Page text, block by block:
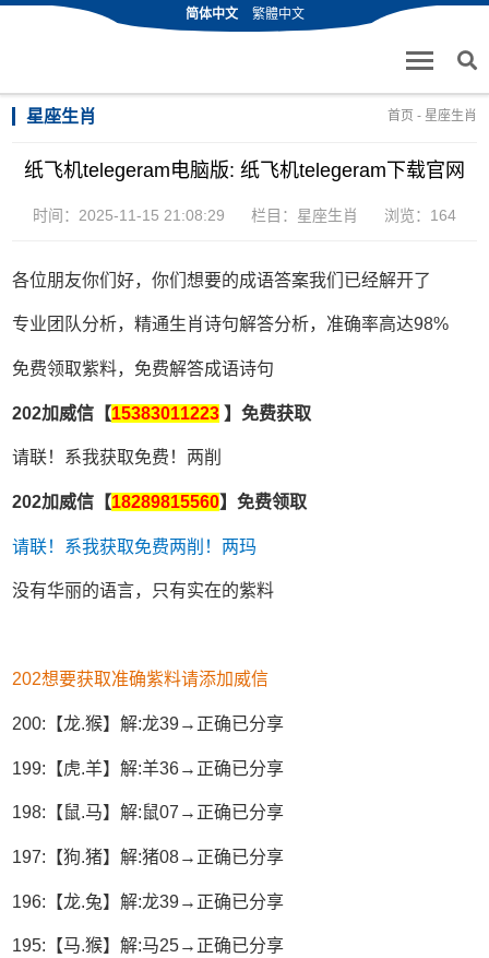
简体中文 繁體中文
星座生肖 首页 - 星座生肖
纸飞机telegeram电脑版: 纸飞机telegeram下载官网
时间：2025-11-15 21:08:29 栏目： 星座生肖 浏览：164
各位朋友你们好，你们想要的成语答案我们已经解开了
专业团队分析，精通生肖诗句解答分析，准确率高达98%
免费领取紫料，免费解答成语诗句
202加威信【15383011223 】免费获取
请联！系我获取免费！两削
202加威信【18289815560】免费领取
请联！系我获取免费两削！两玛
没有华丽的语言，只有实在的紫料
202想要获取准确紫料请添加威信
200:【龙.猴】解:龙39→正确已分享
199:【虎.羊】解:羊36→正确已分享
198:【鼠.马】解:鼠07→正确已分享
197:【狗.猪】解:猪08→正确已分享
196:【龙.兔】解:龙39→正确已分享
195:【马.猴】解:马25→正确已分享